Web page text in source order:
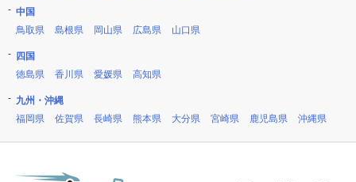
中国
鳥取県
島根県 岡山県 広島県 山口県
四国
徳島県
香川県 愛媛県 高知県
九州・沖縄
福岡県
佐賀県 長崎県 熊本県 大分県 宮崎県 鹿児島県 沖縄県